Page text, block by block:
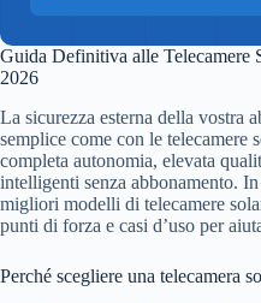
Guida Definitiva alle
2026
La sicurezza esterna della vostra
semplice come con le
completa autonomia, elevata
intelligenti senza abbonamento.
migliori modelli di telecamere
punti di forza e casi d’uso per
Perché scegliere una telecamera